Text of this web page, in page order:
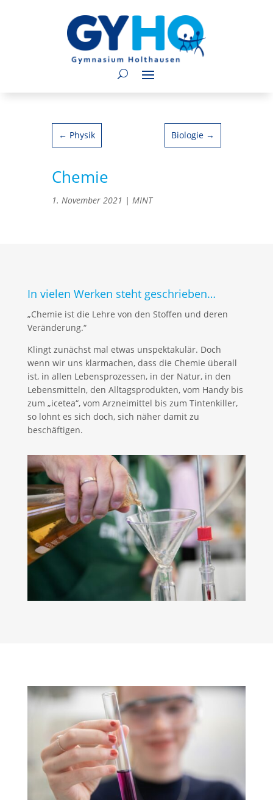
← Physik Biologie →
Chemie
1. November 2021 | MINT
In vielen Werken steht geschrieben…
„Chemie ist die Lehre von den Stoffen und deren
Veränderung.“
Klingt zunächst mal etwas unspektakulär. Doch
wenn wir uns klarmachen, dass die Chemie überall
ist, in allen Lebensprozessen, in der Natur, in den
Lebensmitteln, den Alltagsprodukten, vom Handy bis
zum „icetea“, vom Arzneimittel bis zum Tintenkiller,
so lohnt es sich doch, sich näher damit zu
beschäftigen.